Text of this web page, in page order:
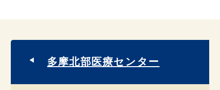
多摩北部医療センター